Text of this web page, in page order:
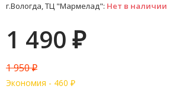
г.Вологда, ТЦ "Мармелад": Нет в наличии
1 490 ₽
1 950₽
Экономия - 460 ₽